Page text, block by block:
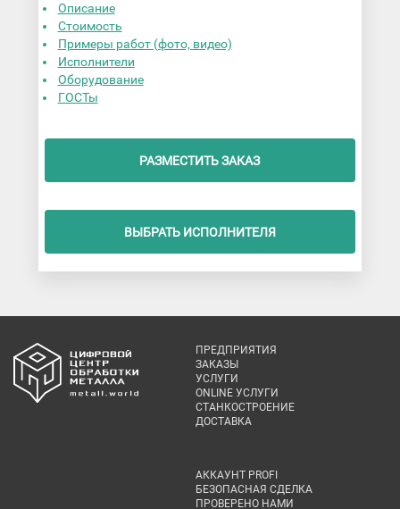
Описание
Стоимость
Примеры работ (фото, видео)
Исполнители
Оборудование
ГОСТы
РАЗМЕСТИТЬ ЗАКАЗ
ВЫБРАТЬ ИСПОЛНИТЕЛЯ
ПРЕДПРИЯТИЯ
ЗАКАЗЫ
УСЛУГИ
ONLINE УСЛУГИ
СТАНКОСТРОЕНИЕ
ДОСТАВКА
АККАУНТ PROFI
БЕЗОПАСНАЯ СДЕЛКА
ПРОВЕРЕНО НАМИ